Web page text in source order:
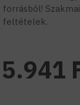
forrásból!
feltételek.
5.941